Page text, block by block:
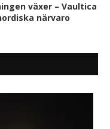
växer – Vaultica
närvaro